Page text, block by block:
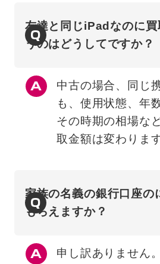
Q
友達と同じiPadなのに買
うのはどうしてですか？
中古の場合、同じ
も、使用状態、年
その時期の相場な
取金額は変わります
Q
家族の名義の銀行口座の
もらえますか？
申し訳ありません